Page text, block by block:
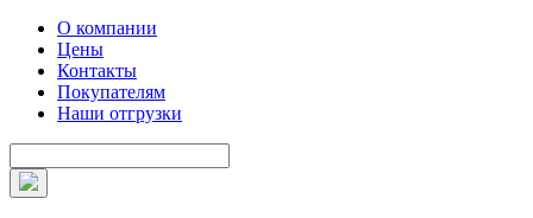
О компании
Цены
Контакты
Покупателям
Наши отгрузки